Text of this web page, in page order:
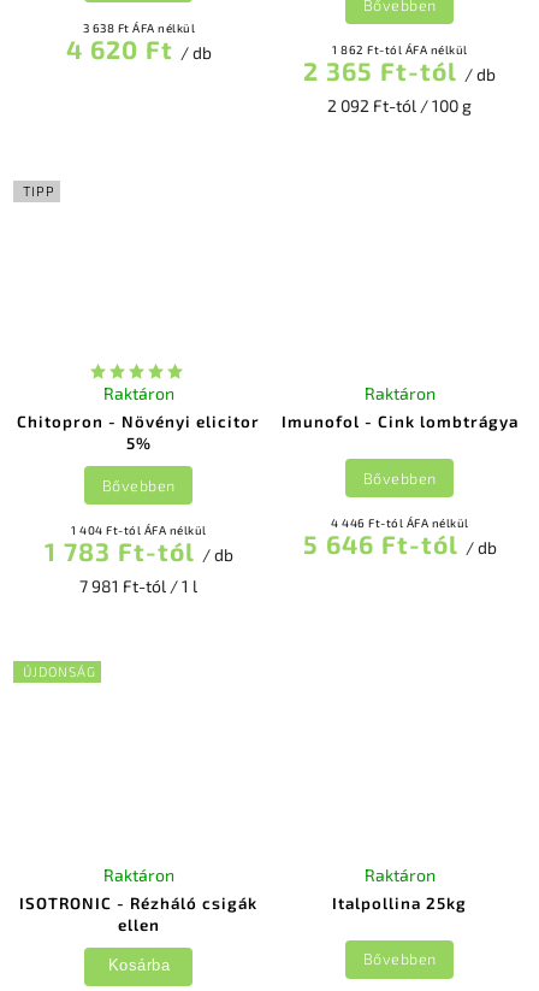
3 638 Ft ÁFA nélkül
4 620 Ft / db 1 862 Ft-tól ÁFA nélkül
2 365 Ft-tól / db
2 092 Ft-tól / 100 g
Bővebben
TIPP
Chitopron - Növényi elicitor
5%
Raktáron
1 404 Ft-tól ÁFA nélkül
1 783 Ft-tól / db
7 981 Ft-tól / 1 l
Bővebben
Imunofol - Cink lombtrágya
Raktáron
4 446 Ft-tól ÁFA nélkül
5 646 Ft-tól / db
Bővebben
ÚJDONSÁG
ISOTRONIC - Rézháló csigák
ellen
Raktáron
Kosárba
Italpollina 25kg
Raktáron
Bővebben